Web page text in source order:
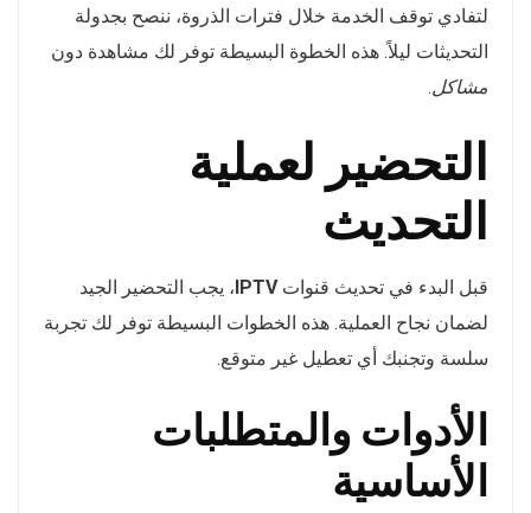
لتفادي توقف الخدمة خلال فترات الذروة، ننصح بجدولة
التحديثات ليلاً. هذه الخطوة البسيطة توفر لك مشاهدة دون
مشاكل.
التحضير لعملية
التحديث
قبل البدء في تحديث قنواتIPTV، يجب التحضير الجيد
لضمان نجاح العملية. هذه الخطوات البسيطة توفر لك تجربة
سلسة وتجنبك أي تعطيل غير متوقع.
الأدوات والمتطلبات
الأساسية